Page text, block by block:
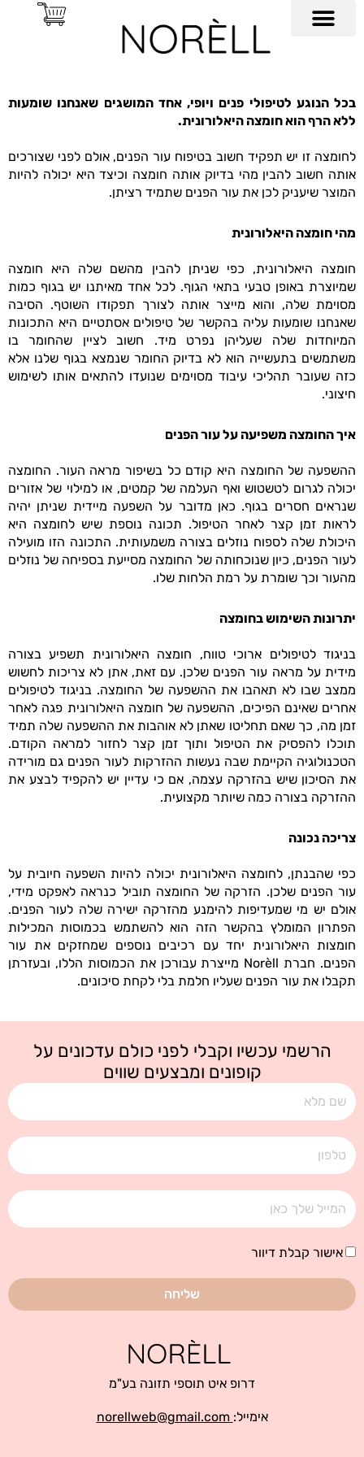
בכל הנוגע לטיפולי פנים ויופי, אחד המושגים שאנחנו שומעות
ללא הרף הוא חומצה היאלורונית.
לחומצה זו יש תפקיד חשוב בטיפוח עור הפנים, אולם לפני שצורכים
אותה חשוב להבין מהי בדיוק אותה חומצה וכיצד היא יכולה להיות
המוצר שיעניק לכן את עור הפנים שתמיד רציתן.
מהי חומצה היאלורונית
חומצה היאלורונית, כפי שניתן להבין מהשם שלה היא חומצה
שמיוצרת באופן טבעי בתאי הגוף. לכל אחד מאיתנו יש בגוף כמות
מסוימת שלה, והוא מייצר אותה לצורך תפקודו השוטף. הסיבה
שאנחנו שומעות עליה בהקשר של טיפולים אסתטיים היא התכונות
המיוחדות שלה שעליהן נפרט מיד. חשוב לציין שהחומר בו
משתמשים בתעשייה הוא לא בדיוק החומר שנמצא בגוף שלנו אלא
כזה שעובר תהליכי עיבוד מסוימים שנועדו להתאים אותו לשימוש
חיצוני.
איך החומצה משפיעה על עור הפנים
ההשפעה של החומצה היא קודם כל בשיפור מראה העור. החומצה
יכולה לגרום לטשטוש ואף העלמה של קמטים, או למילוי של אזורים
שנראים חסרים בגוף. כאן מדובר על השפעה מיידית שניתן יהיה
לראות זמן קצר לאחר הטיפול. תכונה נוספת שיש לחומצה היא
היכולת שלה לספוח נוזלים בצורה משמעותית. התכונה הזו מועילה
לעור הפנים, כיון שנוכחותה של החומצה מסייעת בספיחה של נוזלים
מהעור וכך שומרת על רמת הלחות שלו.
יתרונות השימוש בחומצה
בניגוד לטיפולים ארוכי טווח, חומצה היאלורונית תשפיע בצורה
מידית על מראה עור הפנים שלכן. עם זאת, אתן לא צריכות לחשוש
ממצב שבו לא תאהבו את ההשפעה של החומצה. בניגוד לטיפולים
אחרים שאינם הפיכים, ההשפעה של חומצה היאלורונית פגה לאחר
זמן מה, כך שאם תחליטו שאתן לא אוהבות את ההשפעה שלה תמיד
תוכלו להפסיק את הטיפול ותוך זמן קצר לחזור למראה הקודם.
הטכנולוגיה הקיימת שבה נעשות ההזרקות לעור הפנים גם מורידה
את הסיכון שיש בהזרקה עצמה, אם כי עדיין יש להקפיד לבצע את
ההזרקה בצורה כמה שיותר מקצועית.
צריכה נכונה
כפי שהבנתן, לחומצה היאלורונית יכולה להיות השפעה חיובית על
עור הפנים שלכן. הזרקה של החומצה תוביל כנראה לאפקט מידי,
אולם יש מי שמעדיפות להימנע מהזרקה ישירה שלה לעור הפנים.
הפתרון המומלץ בהקשר הזה הוא להשתמש בכמוסות המכילות
חומצות היאלורונית יחד עם רכיבים נוספים שמחזקים את עור
הפנים. חברת Norèll מייצרת עבורכן את הכמוסות הללו, ובעזרתן
תקבלו את עור הפנים שעליו חלמת בלי לקחת סיכונים.
הרשמי עכשיו וקבלי לפני כולם עדכונים על
קופונים ומבצעים שווים
שם
טלפון
אימייל
אישור
דיוור
אישור קבלת דיוור
שליחה
דרופ איט תוספי תזונה בע"מ
אימייל: norellweb@gmail.com